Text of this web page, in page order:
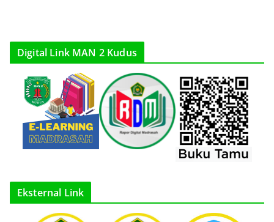
Digital Link MAN 2 Kudus
Eksternal Link